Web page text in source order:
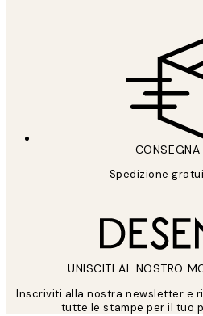
CONSEGNA
Spedizione
UNISCITI AL NOSTRO
Inscriviti alla nostra newsletter e
tutte le stampe per il tuo